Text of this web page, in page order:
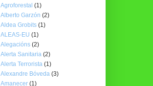
Agroforestal (1)
Alberto Garzón (2)
Aldea Grobits (1)
ALEAS-EU (1)
Alegacións (2)
Alerta Sanitaria (2)
Alerta Terrorista (1)
Alexandre Bóveda (3)
Amanecer (1)